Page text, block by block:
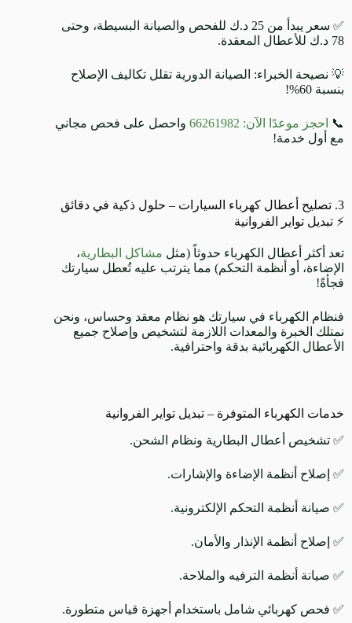
✅ سعر يبدأ من 25 د.ك للفحص والصيانة البسيطة، وحتى
78 د.ك للأعطال المعقدة.
💡 نصيحة الخبراء: الصيانة الدورية تقلل تكاليف الإصلاح
بنسبة 60%!
📞 احجز موعدًا الآن: 66261982
واحصل على فحص مجاني
مع أول خدمة!
3. تصليح أعطال كهرباء السيارات – حلول ذكية في دقائق
⚡ تبديل تواير الفروانية
تعد أكثر أعطال الكهرباء حدوثاً (مثل مشاكل البطارية،
الإضاءة، أو أنظمة التحكم) مما يترتب عليه تُعطل سيارتك
فجأةً!
فنظام الكهرباء في سيارتك هو نظام معقد وحساس، ونحن
نمتلك الخبرة والمعدات اللازمة لتشخيص وإصلاح جميع
الأعطال الكهربائية بدقة واحترافية.
خدمات الكهرباء المتوفرة – تبديل تواير الفروانية
✅ تشخيص أعطال البطارية ونظام الشحن.
✅ إصلاح أنظمة الإضاءة والإشارات.
✅ صيانة أنظمة التحكم الإلكترونية.
✅ إصلاح أنظمة الإنذار والأمان.
✅ صيانة أنظمة الترفيه والملاحة.
✅ فحص كهربائي شامل باستخدام أجهزة قياس متطورة.